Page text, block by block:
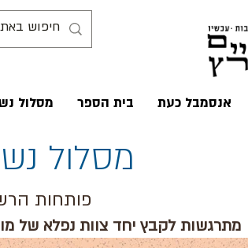
אנסמבל כעת בית הספר מסלול נשים
מסלול
פותחות
מתרגשות לקבץ יחד צוות נפלא של